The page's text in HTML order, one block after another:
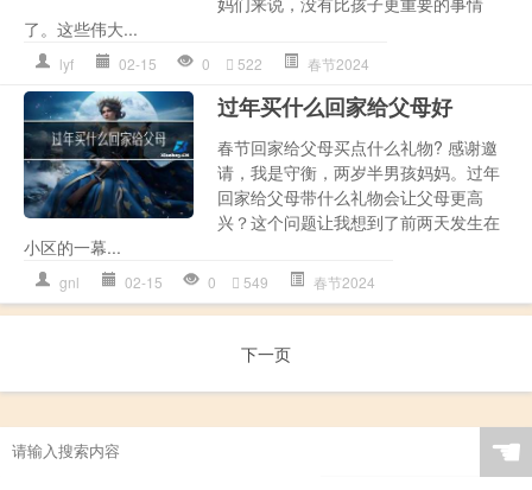
了。这些伟大...
lyf 02-15 0 522 春节2024
过年买什么回家给父母好
春节回家给父母买点什么礼物? 感谢邀
请，我是守衡，两岁半男孩妈妈。过年
回家给父母带什么礼物会让父母更高
兴？这个问题让我想到了前两天发生在
小区的一幕...
gnl 02-15 0 549 春节2024
下一页
☚